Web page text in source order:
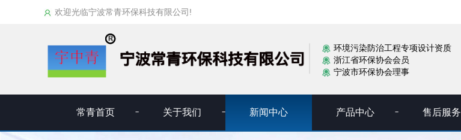
欢迎光临宁波常青环保科技有限公司!
环境污染防治工程专项设计资质
浙江省环保协会会员
宁波市环保协会理事
常青首页 关于我们 新闻中心 产品中心 售后服务